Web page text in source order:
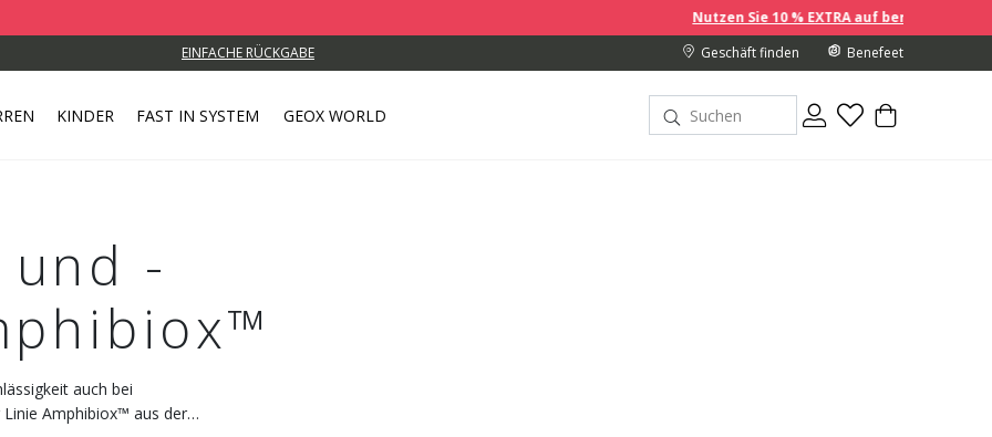
Nutzen Sie 10 % EXTRA auf bereits reduzierte Preise,
EINFACHE RÜCKGABE Geschäft finden Benefeet
KINDER FAST IN SYSTEM GEOX WORLD
und -
auch bei
Linie Amphibiox™ aus der